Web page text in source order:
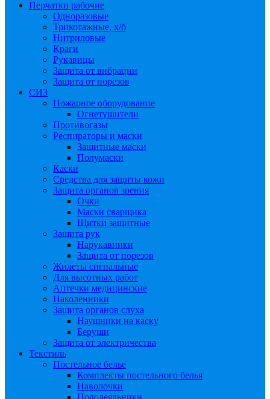
Перчатки рабочие
Одноразовые
Трикотажные, х/б
Нитриловые
Краги
Рукавицы
Защита от вибрации
Защита от порезов
СИЗ
Пожарное оборудование
Огнетушители
Противогазы
Респираторы и маски
Защитные маски
Полумаски
Каски
Средства для защиты кожи
Защита органов зрения
Очки
Маски сварщика
Щитки защитные
Защита рук
Нарукавники
Защита от порезов
Жилеты сигнальные
Для высотных работ
Аптечки медицинские
Наколенники
Защита органов слуха
Наушники на каску
Беруши
Защита от электричества
Текстиль
Постельное белье
Комплекты постельного белья
Наволочки
Пододеяльники